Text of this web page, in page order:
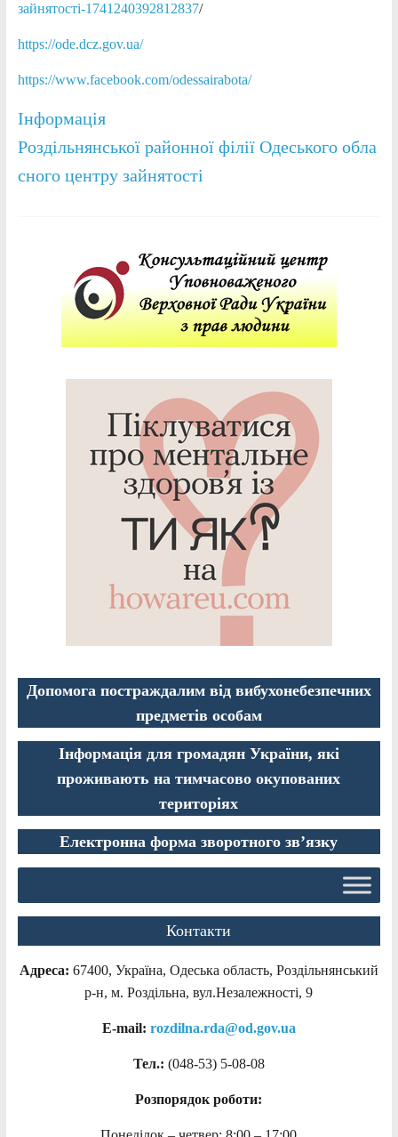
зайнятості-1741240392812837/
https://ode.dcz.gov.ua/
https://www.facebook.com/odessairabota/
Інформація
Роздільнянської районної філії Одеського обла
сного центру зайнятості
Допомога постраждалим від вибухонебезпечних
предметів особам
Інформація для громадян України, які
проживають на тимчасово окупованих
територіях
Електронна форма зворотного зв’язку
Контакти
Адреса: 67400, Україна, Одеська область, Роздільнянський
р-н, м. Роздільна, вул.Незалежності, 9
E-mail: rozdilna.rda@od.gov.ua
Тел.: (048-53) 5-08-08
Розпорядок роботи: